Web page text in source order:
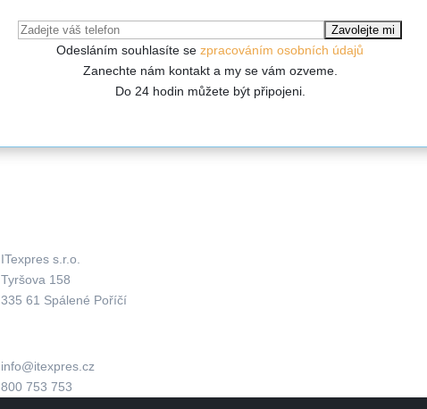
Odesláním souhlasíte se zpracováním osobních údajů
Zanechte nám kontakt a my se vám ozveme.
Do 24 hodin můžete být připojeni.
ITexpres s.r.o.
Tyršova 158
335 61 Spálené Poříčí
info@itexpres.cz
800 753 753